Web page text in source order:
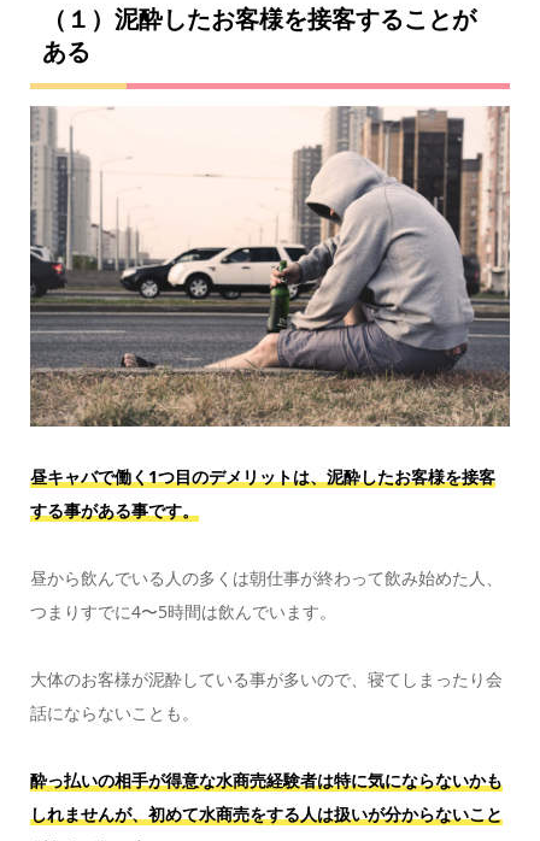
（１）泥酔したお客様を接客することが
ある
昼キャバで働く1つ目のデメリットは、泥酔したお客様を接客
する事がある事です。
昼から飲んでいる人の多くは朝仕事が終わって飲み始めた人、
つまりすでに4〜5時間は飲んでいます。
大体のお客様が泥酔している事が多いので、寝てしまったり会
話にならないことも。
酔っ払いの相手が得意な水商売経験者は特に気にならないかも
しれませんが、初めて水商売をする人は扱いが分からないこと